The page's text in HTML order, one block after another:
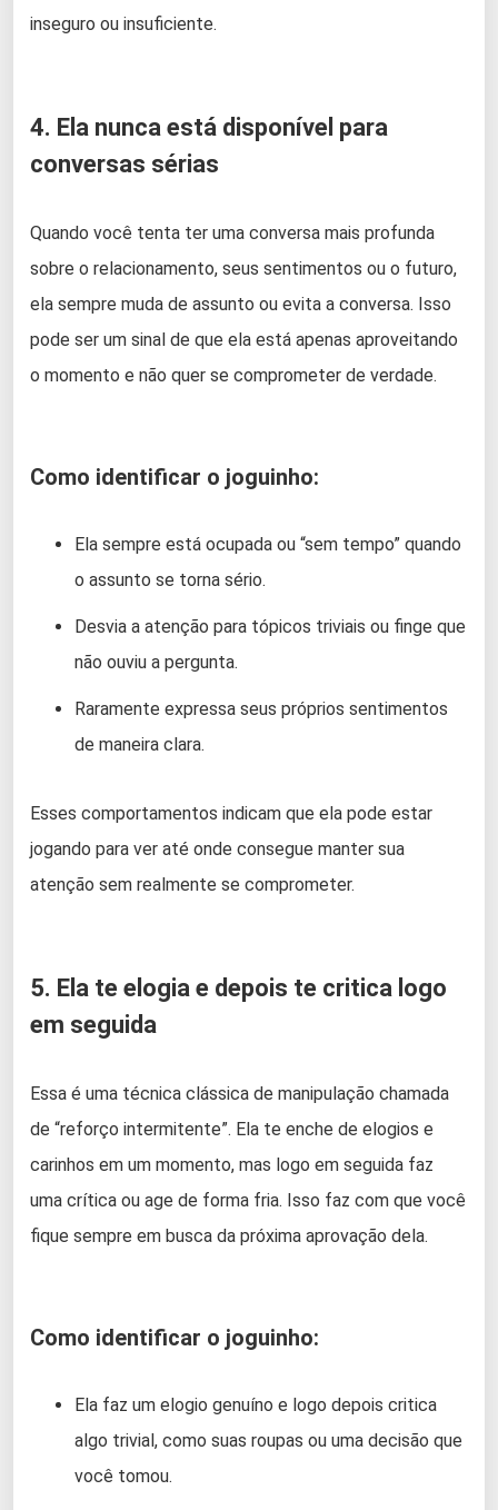
inseguro ou insuficiente.
4. Ela nunca está disponível para
conversas sérias
Quando você tenta ter uma conversa mais profunda
sobre o relacionamento, seus sentimentos ou o futuro,
ela sempre muda de assunto ou evita a conversa. Isso
pode ser um sinal de que ela está apenas aproveitando
o momento e não quer se comprometer de verdade.
Como identificar o joguinho:
Ela sempre está ocupada ou “sem tempo” quando
o assunto se torna sério.
Desvia a atenção para tópicos triviais ou finge que
não ouviu a pergunta.
Raramente expressa seus próprios sentimentos
de maneira clara.
Esses comportamentos indicam que ela pode estar
jogando para ver até onde consegue manter sua
atenção sem realmente se comprometer.
5. Ela te elogia e depois te critica logo
em seguida
Essa é uma técnica clássica de manipulação chamada
de “reforço intermitente”. Ela te enche de elogios e
carinhos em um momento, mas logo em seguida faz
uma crítica ou age de forma fria. Isso faz com que você
fique sempre em busca da próxima aprovação dela.
Como identificar o joguinho:
Ela faz um elogio genuíno e logo depois critica
algo trivial, como suas roupas ou uma decisão que
você tomou.